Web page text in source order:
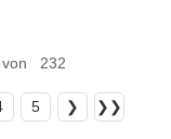
232
5 ❯ ❯❯